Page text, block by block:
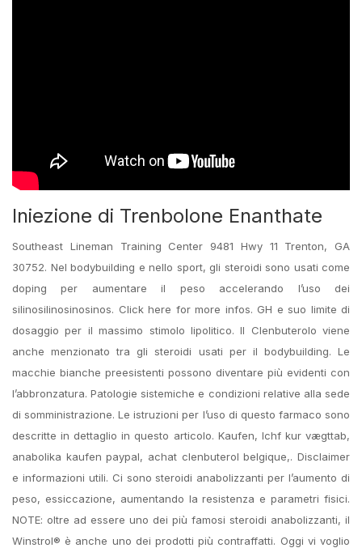
Iniezione di Trenbolone Enanthate
Southeast Lineman Training Center 9481 Hwy 11 Trenton, GA
30752. Nel bodybuilding e nello sport, gli steroidi sono usati come
doping per aumentare il peso accelerando l’uso dei
silinosilinosinosinos. Click here for more infos. GH e suo limite di
dosaggio per il massimo stimolo lipolitico. Il Clenbuterolo viene
anche menzionato tra gli steroidi usati per il bodybuilding. Le
macchie bianche preesistenti possono diventare più evidenti con
l’abbronzatura. Patologie sistemiche e condizioni relative alla sede
di somministrazione. Le istruzioni per l’uso di questo farmaco sono
descritte in dettaglio in questo articolo. Kaufen, lchf kur vægttab,
anabolika kaufen paypal, achat clenbuterol belgique,. Disclaimer
e informazioni utili. Ci sono steroidi anabolizzanti per l’aumento di
peso, essiccazione, aumentando la resistenza e parametri fisici.
NOTE: oltre ad essere uno dei più famosi steroidi anabolizzanti, il
Winstrol® è anche uno dei prodotti più contraffatti. Oggi vi voglio